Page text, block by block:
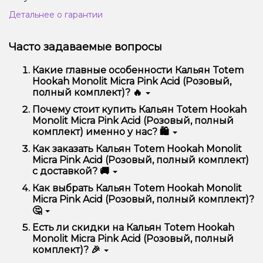
Детальнее о гарантии
Часто задаваемые вопросы
Какие главные особенности Кальян Totem
Hookah Monolit Micra Pink Acid (Розовый,
полный комплект)? 🔥
Кальян Totem Hookah Monolit Micra Pink Acid
(Розовый, полный комплект) отличается высоким
качеством, удобством использования и
надежностью.
Почему стоит купить Кальян Totem Hookah
Monolit Micra Pink Acid (Розовый, полный
комплект) именно у нас? 🛍️
Мы предлагаем только оригинальную продукцию,
широкий ассортимент, выгодные цены и быструю
доставку. Кроме того, у нас регулярные акции и
скидки для клиентов!
Как заказать Кальян Totem Hookah Monolit
Micra Pink Acid (Розовый, полный комплект)
с доставкой? 🚚
Оформить заказ можно в несколько кликов:
Добавьте Кальян Totem Hookah Monolit Micra
Перейдите к оформлению заказа.
Выберите удобный способ оплаты и
доставки.
Как выбрать Кальян Totem Hookah Monolit
Micra Pink Acid (Розовый, полный комплект)?
🤔
Выбор зависит от ваших предпочтений – например,
если это кальян, учитывайте размер, материал и тип
чаши, если вейп – мощность и вкус. Наши
менеджеры помогут подобрать идеальный вариант.
Есть ли скидки на Кальян Totem Hookah
Monolit Micra Pink Acid (Розовый, полный
комплект)? 🎉